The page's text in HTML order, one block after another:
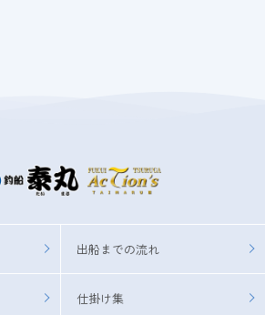
出船までの流れ
仕掛け集